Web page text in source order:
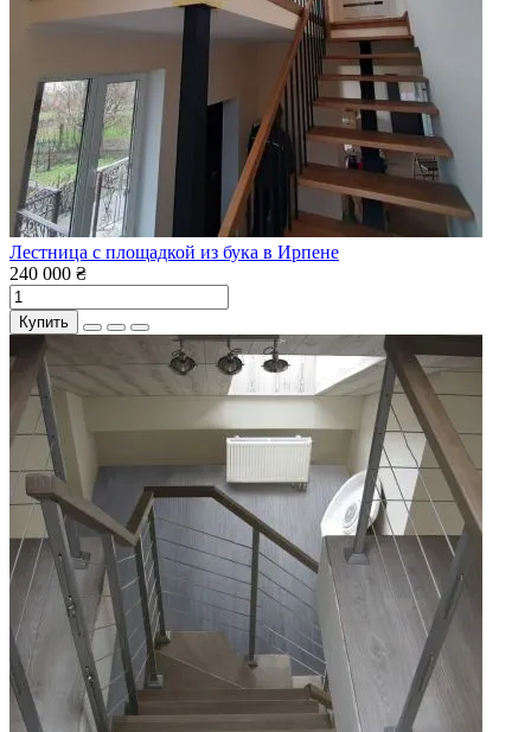
Лестница с площадкой из бука в Ирпене
240 000 ₴
Купить